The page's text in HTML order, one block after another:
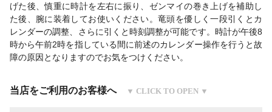
げた後、慎重に時計を左右に振り、ゼンマイの巻き上げを補助し
た後、腕に装着してお使いください。竜頭を優しく一段引くとカ
レンダーの調整、さらに引くと時刻調整が可能です。時計が午後8
時から午前2時を指している間に前述のカレンダー操作を行うと故
障の原因となりますのでお気をつけください。
当店をご利用のお客様へ